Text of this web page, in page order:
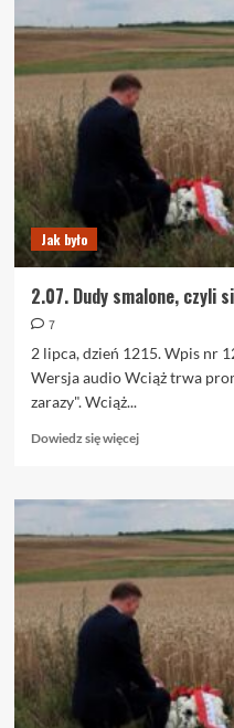
Podcast.
Palę
Paryż
Jak było
2.07. Dudy smalone, czyli
7
2 lipca, dzień 1215. Wpis nr
Wersja audio Wciąż trwa
zarazy". Wciąż...
Dowiedz się więcejDowiedz
o
Dudy
smalone,
czyli
siostra
mnie
zabije…